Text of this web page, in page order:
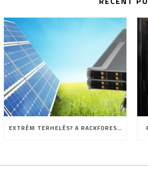
EXTRÉM TERHELÉS? A RACKFOREST ISMÉT BIZONYÍTOTT!